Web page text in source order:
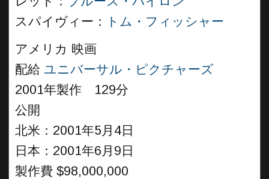
スパイヴィー：
トム・フィッシャー
アメリカ 映画
配給 ユニバーサル・ピクチャーズ
2001年製作 129分
公開
北米：2001年5月4日
日本：2001年6月9日
製作費 $98,000,000